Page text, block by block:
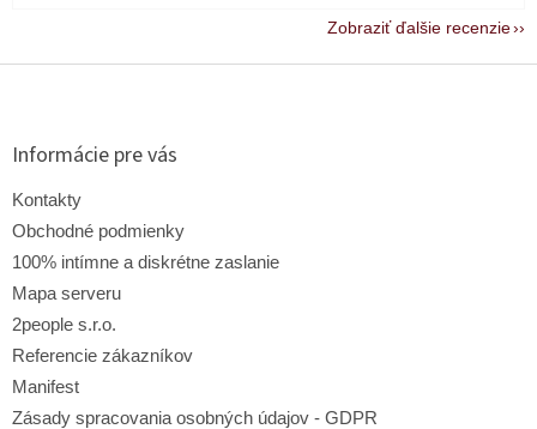
Zobraziť ďalšie recenzie
Z
Informácie pre vás
Kontakty
Obchodné podmienky
100% intímne a diskrétne zaslanie
Mapa serveru
2people s.r.o.
Referencie zákazníkov
Manifest
Zásady spracovania osobných údajov - GDPR